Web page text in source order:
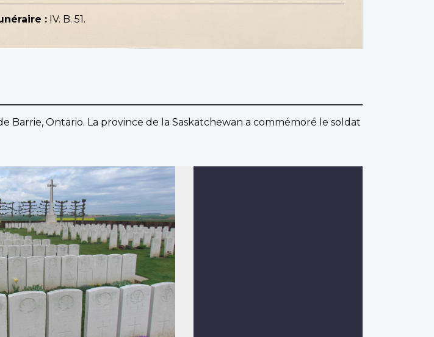
: IV. B. 51.
Barrie, Ontario. La province de la Saskatchewan a commémoré le soldat